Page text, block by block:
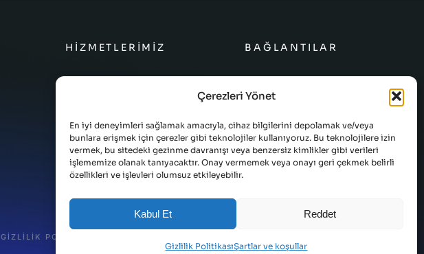
Çerezleri Yönet
En iyi deneyimleri sağlamak amacıyla, cihaz bilgilerini depolamak ve/veya
bunlara erişmek için çerezler gibi teknolojiler kullanıyoruz. Bu teknolojilere izin
vermek, bu sitedeki gezinme davranışı veya benzersiz kimlikler gibi verileri
işlememize olanak tanıyacaktır. Onay vermemek veya onayı geri çekmek belirli
özellikleri ve işlevleri olumsuz etkileyebilir.
Kabul Et Reddet
Gizlilik PolitikasıŞartlar ve koşullar
HIZMETLERIMIZ
Masaüstü Yazılımları
Kurumsal Çözümler
BAĞLANTILAR
GIZLILIK POLITIKASI
TESLIMAT VE GERI
ÖDEME